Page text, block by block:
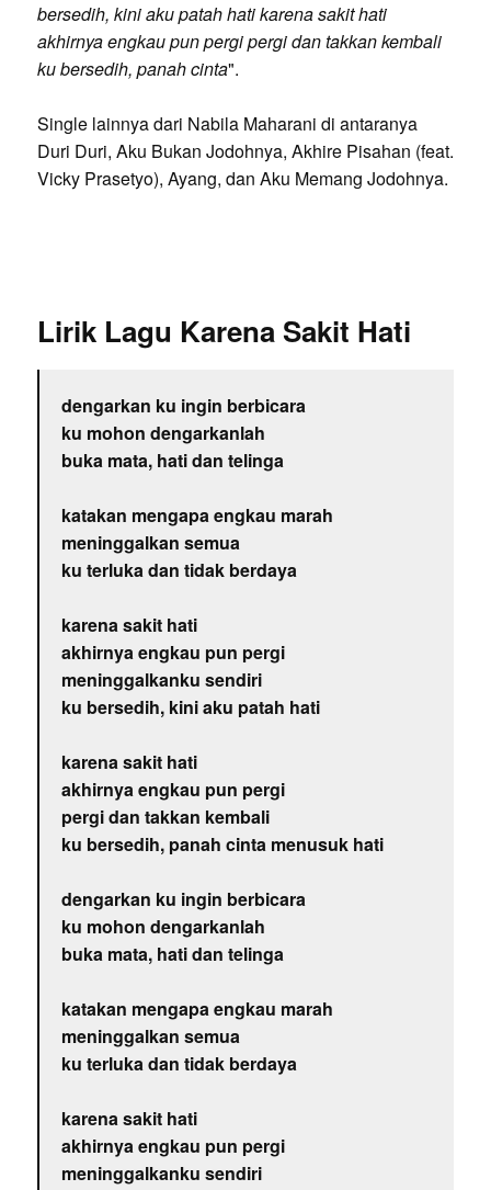
bersedih, kini aku patah hati karena sakit hati
akhirnya engkau pun pergi pergi dan takkan kembali
ku bersedih, panah cinta".
Single lainnya dari Nabila Maharani di antaranya
Duri Duri, Aku Bukan Jodohnya, Akhire Pisahan (feat.
Vicky Prasetyo), Ayang, dan Aku Memang Jodohnya.
Lirik Lagu Karena Sakit Hati
dengarkan ku ingin berbicara
ku mohon dengarkanlah
buka mata, hati dan telinga
katakan mengapa engkau marah
meninggalkan semua
ku terluka dan tidak berdaya
karena sakit hati
akhirnya engkau pun pergi
meninggalkanku sendiri
ku bersedih, kini aku patah hati
karena sakit hati
akhirnya engkau pun pergi
pergi dan takkan kembali
ku bersedih, panah cinta menusuk hati
dengarkan ku ingin berbicara
ku mohon dengarkanlah
buka mata, hati dan telinga
katakan mengapa engkau marah
meninggalkan semua
ku terluka dan tidak berdaya
karena sakit hati
akhirnya engkau pun pergi
meninggalkanku sendiri